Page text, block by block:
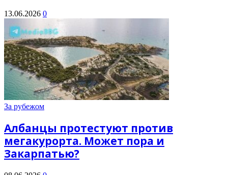
13.06.2026 0
За рубежом
Албанцы протестуют против
мегакурорта. Может пора и
Закарпатью?